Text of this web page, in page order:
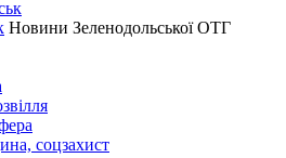
Новини Зеленодольської ОТГ
соцзахист